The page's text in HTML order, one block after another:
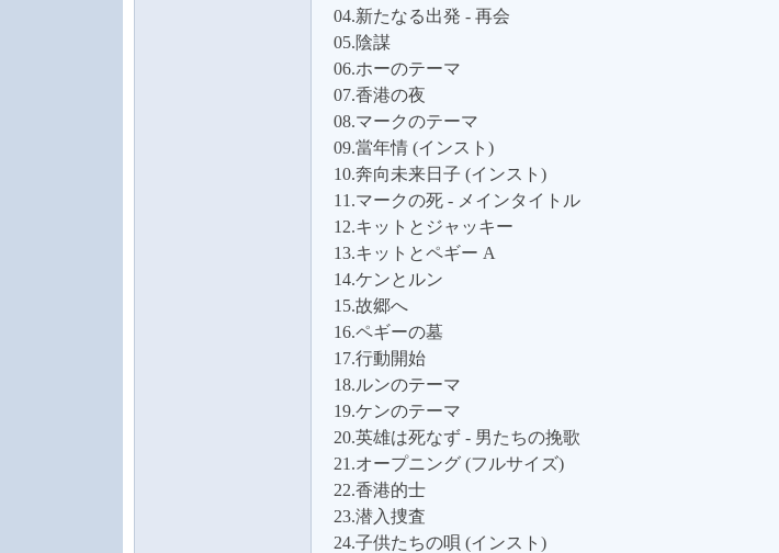
04.新たなる出発 - 再会
05.陰謀
06.ホーのテーマ
07.香港の夜
08.マークのテーマ
09.當年情 (インスト)
10.奔向未来日子 (インスト)
11.マークの死 - メインタイトル
12.キットとジャッキー
13.キットとペギー A
14.ケンとルン
15.故郷へ
16.ペギーの墓
17.行動開始
18.ルンのテーマ
19.ケンのテーマ
20.英雄は死なず - 男たちの挽歌
21.オープニング (フルサイズ)
22.香港的士
23.潜入捜査
24.子供たちの唄 (インスト)